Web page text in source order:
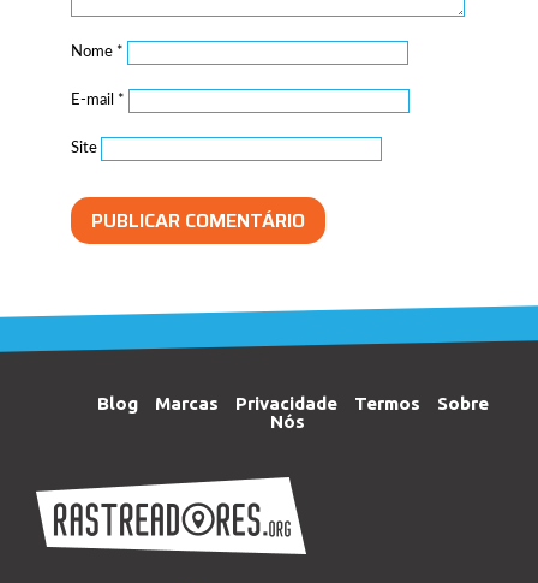
Nome *
E-mail *
Site
Blog Marcas Privacidade Termos
Sobre
Nós